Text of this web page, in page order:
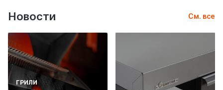
Новости См. все
ГРИЛИ